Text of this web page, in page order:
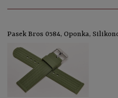
Pasek Bros 0584, Oponka,